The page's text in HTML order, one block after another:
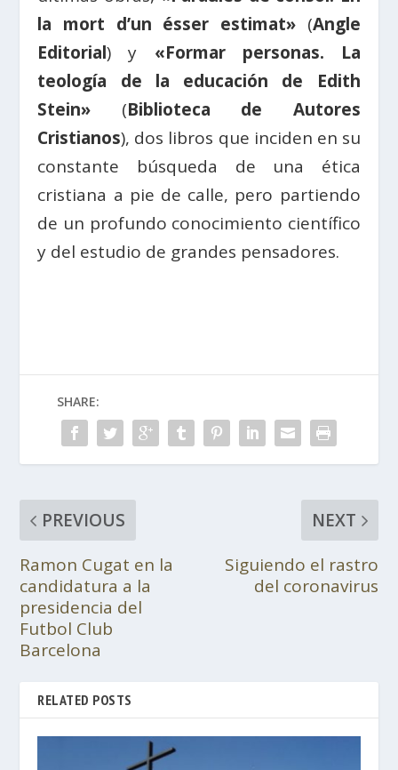
la mort d’un ésser estimat»(Angle
Editorial) y «Formar personas. La
teología de la educación de Edith
Stein» (Biblioteca de Autores
Cristianos), dos libros que inciden en su
constante búsqueda de una ética
cristiana a pie de calle, pero partiendo
de un profundo conocimiento científico
y del estudio de grandes pensadores.
SHARE:
PREVIOUS
Ramon Cugat en la
candidatura a la
presidencia del
Futbol Club
Barcelona
NEXT
Siguiendo el rastro
del coronavirus
RELATED POSTS